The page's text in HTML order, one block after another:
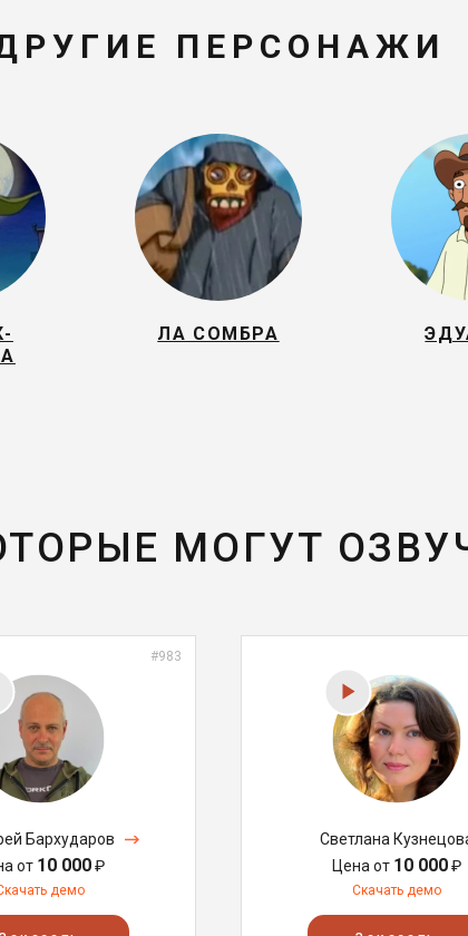
ПЕРСОНАЖИ
ЛА СОМБРА
МОГУТ
#983
Бархударов
от 10 000₽
демо
Светлана
Цена от 10 000₽
Скачать демо